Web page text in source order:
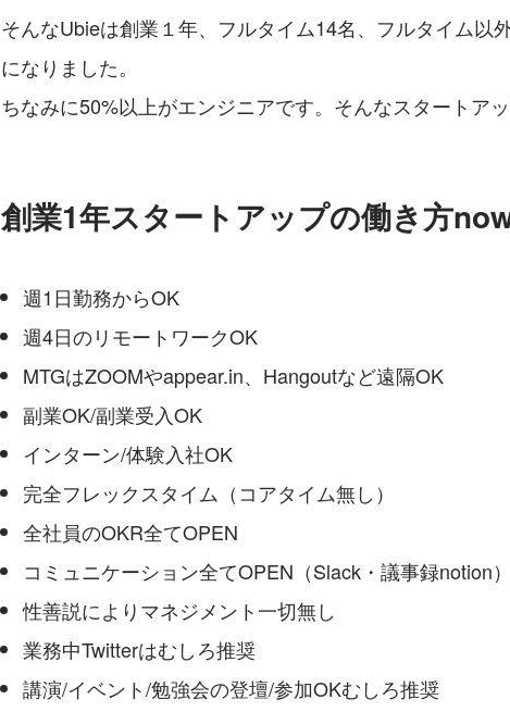
そんなUbieは創業１年、フルタイム14名、フルタイム以
になりました。
ちなみに50%以上がエンジニアです。そんなスタートア
創業1年スタートアップの働き方
週1日勤務からOK
週4日のリモートワークOK
MTGはZOOMやappear.in、Hangoutなど遠隔OK
副業OK/副業受入OK
インターン/体験入社OK
完全フレックスタイム（コアタイム無し）
全社員のOKR全てOPEN
コミュニケーション全てOPEN（Slack・議事録notion）
性善説によりマネジメント一切無し
業務中Twitterはむしろ推奨
講演/イベント/勉強会の登壇/参加OKむしろ推奨